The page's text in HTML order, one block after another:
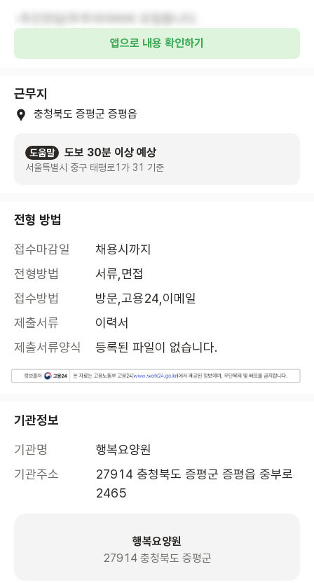
앱으로 내용 확인하기
근무지
충청북도 증평군 증평읍
도움말 도보 30분 이상 예상
서울특별시 중구 태평로1가 31 기준
전형 방법
접수마감일
채용시까지
전형방법
서류,면접
접수방법
방문,고용24,이메일
제출서류
이력서
제출서류양식
등록된 파일이 없습니다.
기관정보
기관명
행복요양원
기관주소
27914 충청북도 증평군 증평읍 중부로
2465
행복요양원
27914 충청북도 증평군